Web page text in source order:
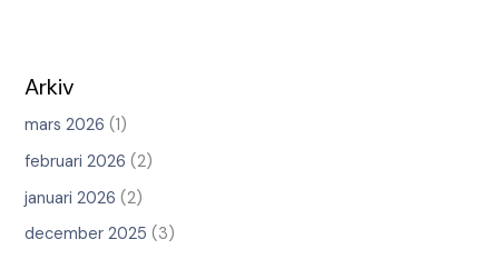
Arkiv
mars 2026 (1)
februari 2026 (2)
januari 2026 (2)
december 2025 (3)